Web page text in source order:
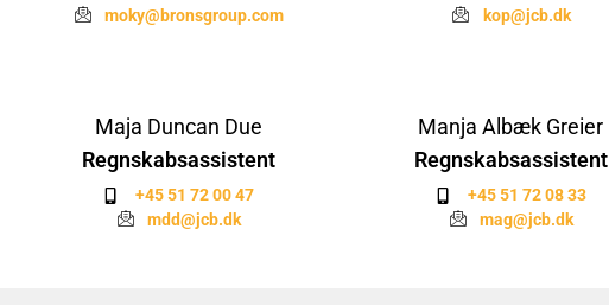
moky@bronsgroup.com
kop@jcb.dk
Maja Duncan Due
Regnskabsassistent
+45 51 72 00 47
mdd@jcb.dk
Manja Albæk Greier
Regnskabsassistent
+45 51 72 08 33
mag@jcb.dk